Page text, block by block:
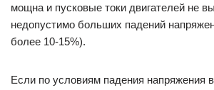
мощна и пусковые токи двигателей не
недопустимо больших падений
более 10-15%).
Если по условиям падения напряжения